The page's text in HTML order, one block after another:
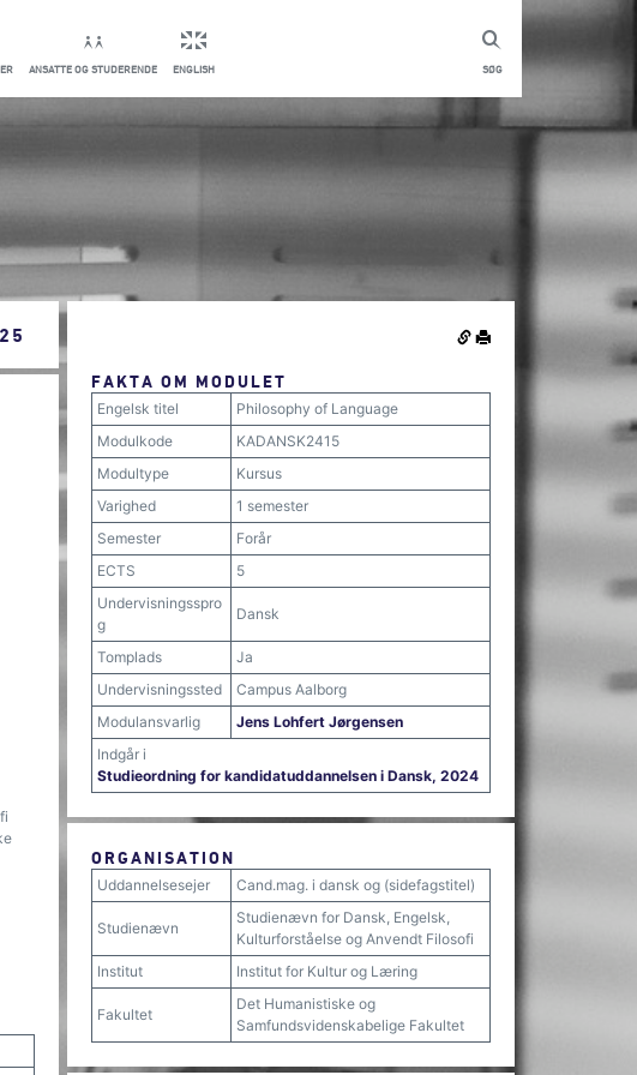
SØG
ANSATTE OG STUDERENDE ENGLISH
FAKTA OM MODULET
Engelsk titel
Philosophy of Language
Modulkode
KADANSK2415
Modultype
Kursus
Varighed
1 semester
Semester
Forår
ECTS
5
Undervisningsspro
g
Dansk
Tomplads
Ja
Undervisningssted
Campus Aalborg
Modulansvarlig
Jens Lohfert Jørgensen
Indgår i
Studieordning for kandidatuddannelsen i Dansk, 2024
ORGANISATION
Uddannelsesejer Cand.mag. i dansk og (sidefagstitel)
Studienævn
Studienævn for Dansk, Engelsk,
Kulturforståelse og Anvendt Filosofi
Institut
Institut for Kultur og Læring
Fakultet
Det Humanistiske og
Samfundsvidenskabelige Fakultet